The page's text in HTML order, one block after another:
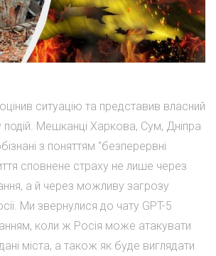
ситуацію та представив власний
подій. Мешканці Харкова, Сум, Дніпра
з поняттям "безперервні
сповнене страху не лише через
а й через можливу загрозу
Ми звернулися до чату GPT-5
коли ж Росія може атакувати
міста, а також як буде виглядати